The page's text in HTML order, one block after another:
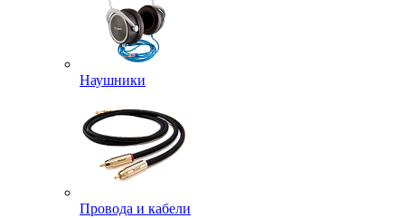
Наушники
Провода и кабели